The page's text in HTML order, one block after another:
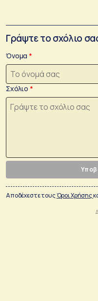
Γράψτε το σχόλιο
Όνομα
Σχόλιο
Αποδέχεστε τουςΌροι Χρήσης